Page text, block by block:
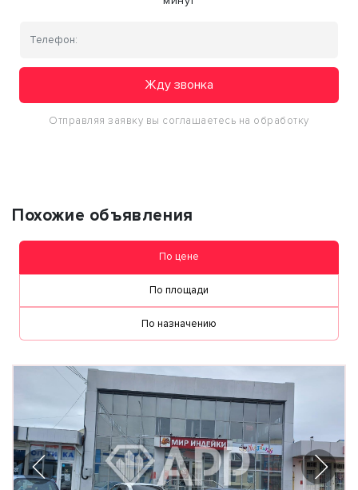
Жду звонка
Отправляя заявку вы соглашаетесь на обработку
Похожие объявления
По цене
По площади
По назначению